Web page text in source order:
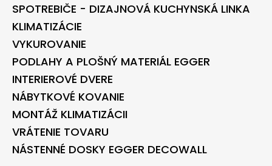
SPOTREBIČE - DIZAJNOVÁ KUCHYNSKÁ LINKA
KLIMATIZÁCIE
VYKUROVANIE
PODLAHY A PLOŠNÝ MATERIÁL EGGER
INTERIEROVÉ DVERE
NÁBYTKOVÉ KOVANIE
MONTÁŽ KLIMATIZÁCII
VRÁTENIE TOVARU
NÁSTENNÉ DOSKY EGGER DECOWALL